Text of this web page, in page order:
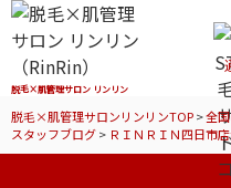
脱毛×肌管理サロン リンリン
脱毛×肌管理サロンリンリンTOP>全
スタッフブログ> ＲＩＮＲＩＮ四日市